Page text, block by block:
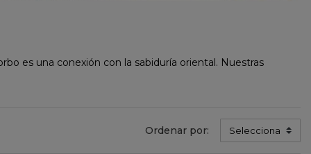
es una conexión con la sabiduría oriental. Nuestras
Ordenar por: Selecciona